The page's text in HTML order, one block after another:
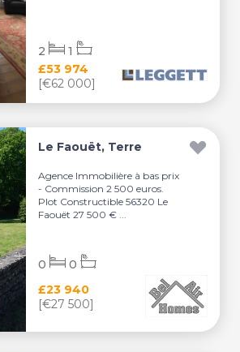
£53 974
[€62 000]
2 1
Le Faouët, Terre
Agence Immobilière à bas prix
- Commission 2 500 euros.
Plot Constructible 56320 Le
Faouët 27 500 € ...
£23 940
[€27 500]
0 0